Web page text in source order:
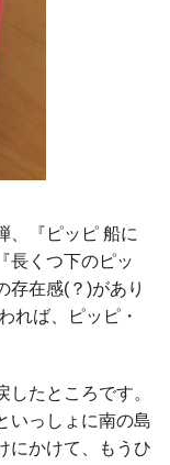
、『ピッピ 船に
長くつ下のピッ
存在感(？)があり
れば、ピッピ・
たところです。
いっしょに南の島
にかけて、もうひ